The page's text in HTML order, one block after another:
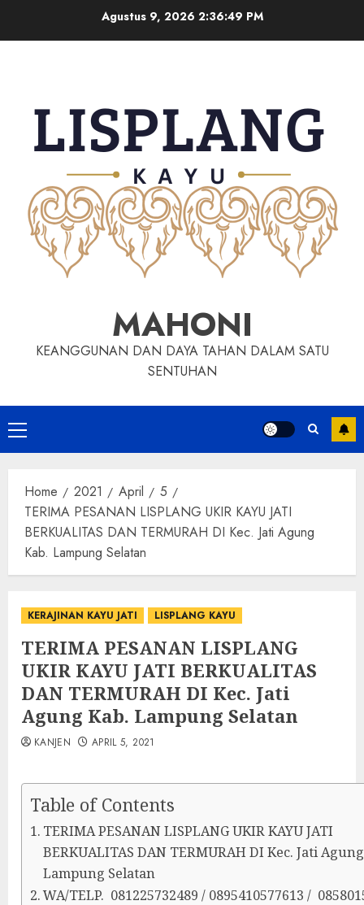
Agustus 9, 2026 2:36:50 PM
MAHONI
KEANGGUNAN DAN DAYA TAHAN DALAM SATU
SENTUHAN
Home 2021 April
5
TERIMA PESANAN LISPLANG UKIR KAYU JATI
BERKUALITAS DAN TERMURAH DI Kec. Jati Agung
Kab. Lampung Selatan
KERAJINAN KAYU JATI LISPLANG KAYU
TERIMA PESANAN LISPLANG
UKIR KAYU JATI BERKUALITAS
DAN TERMURAH DI Kec. Jati
Agung Kab. Lampung Selatan
KANJEN APRIL 5, 2021
Table of Contents
TERIMA PESANAN LISPLANG UKIR KAYU JATI
BERKUALITAS DAN TERMURAH DI Kec. Jati
Lampung Selatan
WA/TELP. 081225732489 / 0895410577613 /